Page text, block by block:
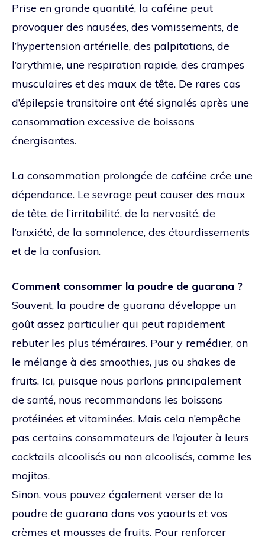
Prise en grande quantité, la caféine peut
provoquer des nausées, des vomissements, de
l’hypertension artérielle, des palpitations, de
l’arythmie, une respiration rapide, des crampes
musculaires et des maux de tête. De rares cas
d’épilepsie transitoire ont été signalés après une
consommation excessive de boissons
énergisantes.
La consommation prolongée de caféine crée une
dépendance. Le sevrage peut causer des maux
de tête, de l’irritabilité, de la nervosité, de
l’anxiété, de la somnolence, des étourdissements
et de la confusion.
Comment consommer la poudre de guarana ?
Souvent, la poudre de guarana développe un
goût assez particulier qui peut rapidement
rebuter les plus téméraires. Pour y remédier, on
le mélange à des smoothies, jus ou shakes de
fruits. Ici, puisque nous parlons principalement
de santé, nous recommandons les boissons
protéinées et vitaminées. Mais cela n’empêche
pas certains consommateurs de l’ajouter à leurs
cocktails alcoolisés ou non alcoolisés, comme les
mojitos.
Sinon, vous pouvez également verser de la
poudre de guarana dans vos yaourts et vos
crèmes et mousses de fruits. Pour renforcer